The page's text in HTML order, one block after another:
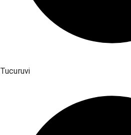
Tucuruvi